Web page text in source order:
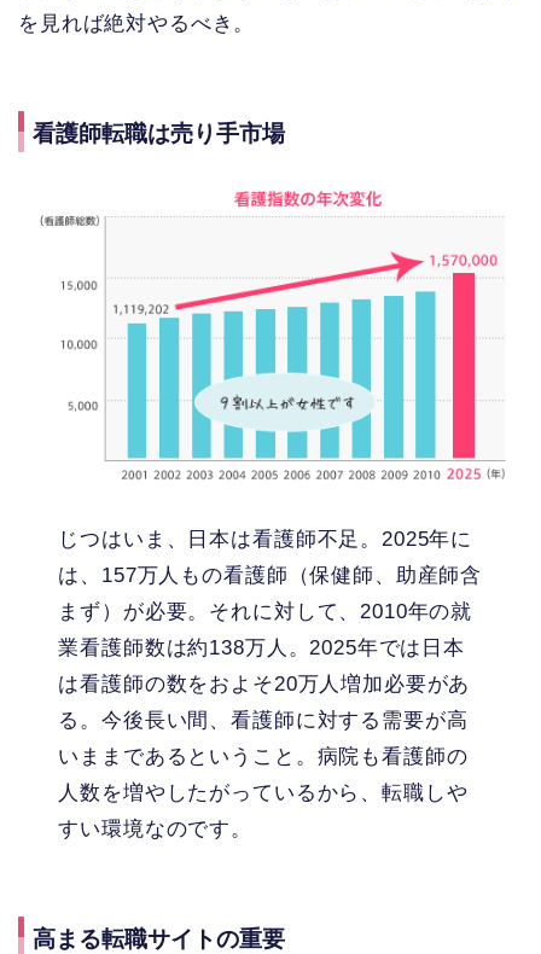
を見れば絶対やるべき。
看護師転職は売り手市場
じつはいま、日本は看護師不足。2025年に
は、157万人もの看護師（保健師、助産師含
まず）が必要。それに対して、2010年の就
業看護師数は約138万人。2025年では日本
は看護師の数をおよそ20万人増加必要があ
る。今後長い間、看護師に対する需要が高
いままであるということ。病院も看護師の
人数を増やしたがっているから、転職しや
すい環境なのです。
高まる転職サイトの重要